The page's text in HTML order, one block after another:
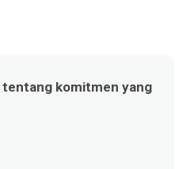
komitmen yang